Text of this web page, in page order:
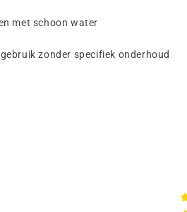
met schoon water
zonder specifiek onderhoud